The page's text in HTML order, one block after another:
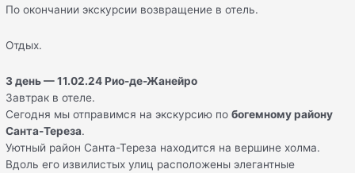
По окончании экскурсии возвращение в отель.
Отдых.
3 день — 11.02.24 Рио-де-Жанейро
Завтрак в отеле.
Сегодня мы отправимся на экскурсию побогемному району
Санта-Тереза.
Уютный район Санта-Тереза находится на вершине холма.
Вдоль его извилистых улиц расположены элегантные